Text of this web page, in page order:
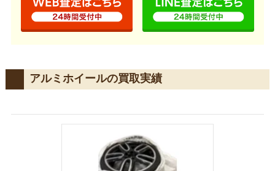
アルミホイールの買取実績